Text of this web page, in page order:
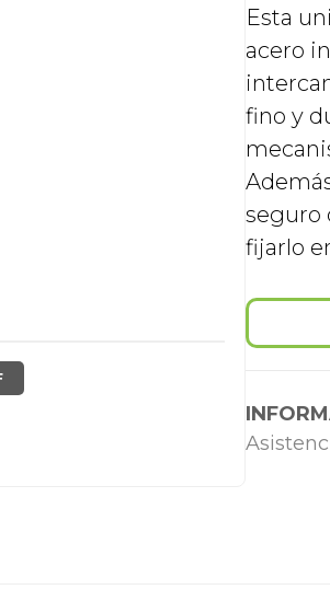
Esta
acero
fino y
seguro
fijarlo